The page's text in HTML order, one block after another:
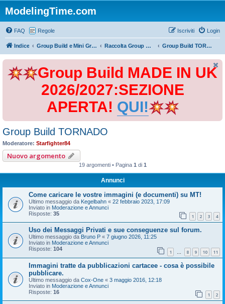
ModelingTime.com
FAQ Regole Login
Iscriviti
Indice Group Build e Mini Group Build Raccolta Group Build Group Build TORNADO
Group Build MADE IN UK
2026/2027:SEZIONE
APERTA! QUI!
Group Build TORNADO
Moderatore: Starfighter84
Nuovo argomento
19 argomenti • Pagina 1 di 1
Annunci
Come caricare le vostre immagini (e documenti) su MT!
Ultimo messaggio da Kegelbahn « 22 febbraio 2023, 17:09
Inviato in Moderazione e Annunci
Risposte: 35 1 2 3 4
Uso dei Messaggi Privati e sue conseguenze sul forum.
Ultimo messaggio da Bruno P « 7 giugno 2026, 11:25
Inviato in Moderazione e Annunci
Risposte: 104 1 … 8 9 10 11
Immagini tratte da pubblicazioni cartacee - cosa è possibile
pubblicare.
Ultimo messaggio da Cox-One « 3 maggio 2016, 12:18
Inviato in Moderazione e Annunci
Risposte: 16 1 2